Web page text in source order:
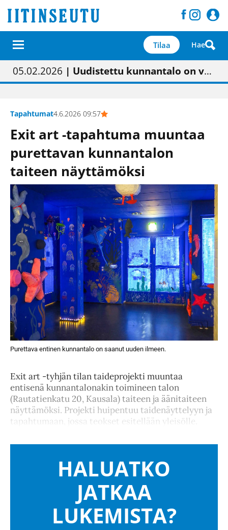
Tilaa Hae
01.02.2026 | Painon vaihtumisen pitäisi näkyä hieman parempana painojäljen laatuna lehdessä
05.02.2026 | Uudistettu kunnantalo on valoisa
23.04.2026 | “Olemme käynnistämässä uudelleen keskustavisiotyön”
09.05.2026| "Maalla on totuttu elämään omavaraisemmin kuin kaupungissa"
Tapahtumat4.6.2026 09:57
Exit art -tapahtuma muuntaa
purettavan kunnantalon
taiteen näyttämöksi
Purettava entinen kunnantalo on saanut uuden ilmeen.
Exit art -tyhjän tilan taideprojekti muuntaa
entisenä kunnantalonakin toimineen talon
(Rautatienkatu 20, Kausala) taiteen ja äänitaiteen
näyttämöksi. Projekti huipentuu taidenäyttelyyn ja
tapahtumaan, jossa teokset esitellään yleisölle.
HALUATKO
JATKAA
LUKEMISTA?